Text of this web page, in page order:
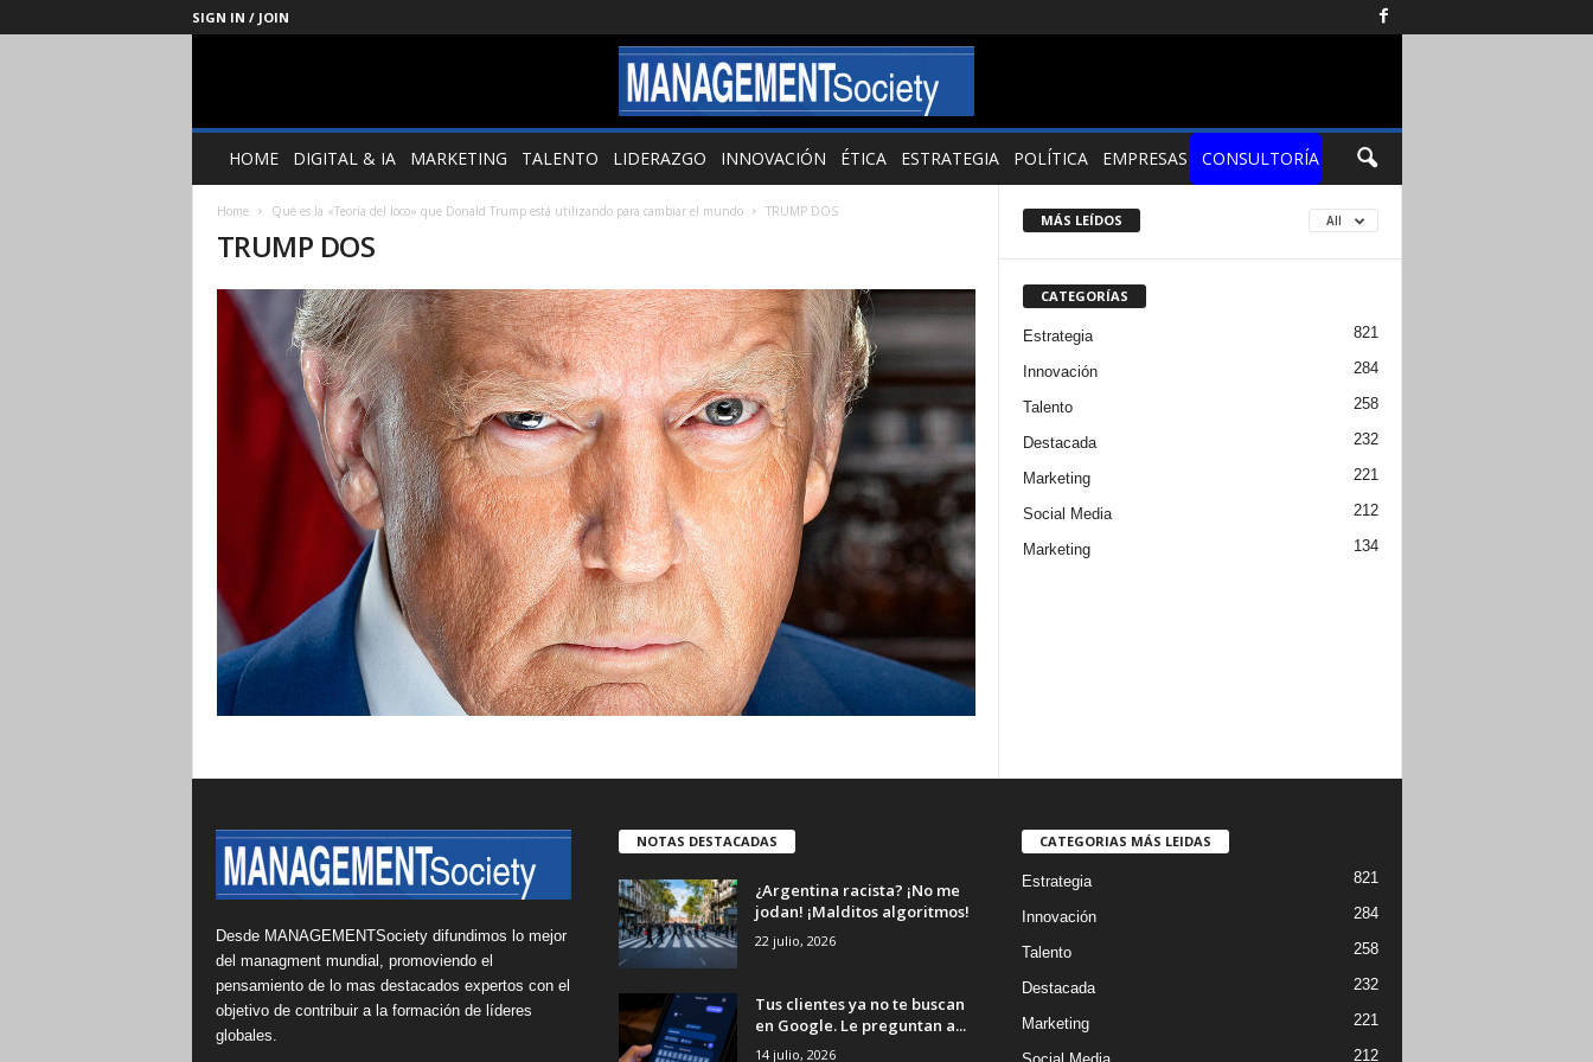
SIGN IN / JOIN
Management
SocietyHOME DIGITAL & IA MARKETING TALENTO LIDERAZGO INNOVACIÓN ÉTICA ESTRATEGIA POLÍTICA EMPRESAS CONSULTORÍA
Home Qué es la «Teoría del loco» que Donald Trump está utilizando para cambiar el mundo TRUMP DOS
TRUMP DOS
MÁS LEÍDOS All
CATEGORÍAS
Estrategia 821
Innovación 284
Talento 258
Destacada 232
Marketing 221
Social Media 212
Marketing 134
Desde MANAGEMENTSociety difundimos lo mejor
del managment mundial, promoviendo el
pensamiento de lo mas destacados expertos con el
objetivo de contribuir a la formación de líderes
globales.
NOTAS DESTACADAS
¿Argentina racista? ¡No me
jodan! ¡Malditos algoritmos!
22 julio, 2026
Tus clientes ya no te buscan
en Google. Le preguntan a...
14 julio, 2026
CATEGORIAS MÁS LEIDAS
Estrategia 821
Innovación 284
Talento 258
Destacada 232
Marketing 221
212